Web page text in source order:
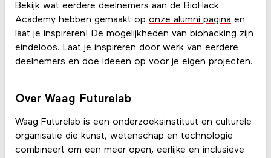
Bekijk wat eerdere deelnemers aan de BioHack
Academy hebben gemaakt op onze alumni pagina en
laat je inspireren! De mogelijkheden van biohacking zijn
eindeloos. Laat je inspireren door werk van eerdere
deelnemers en doe ideeën op voor je eigen projecten.
Over Waag Futurelab
Waag Futurelab is een onderzoeksinstituut en culturele
organisatie die kunst, wetenschap en technologie
combineert om een meer open, eerlijke en inclusieve